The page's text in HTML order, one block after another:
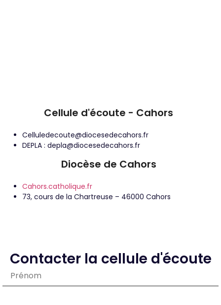
Cellule d'écoute - Cahors
celluledecoute@diocesedecahors.fr
DEPLA : depla@diocesedecahors.fr
Diocèse de Cahors
cahors.catholique.fr
73, cours de la Chartreuse – 46000 Cahors
Contacter la cellule d'écoute